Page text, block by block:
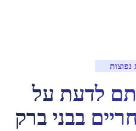
לדעת על
בבני ברק